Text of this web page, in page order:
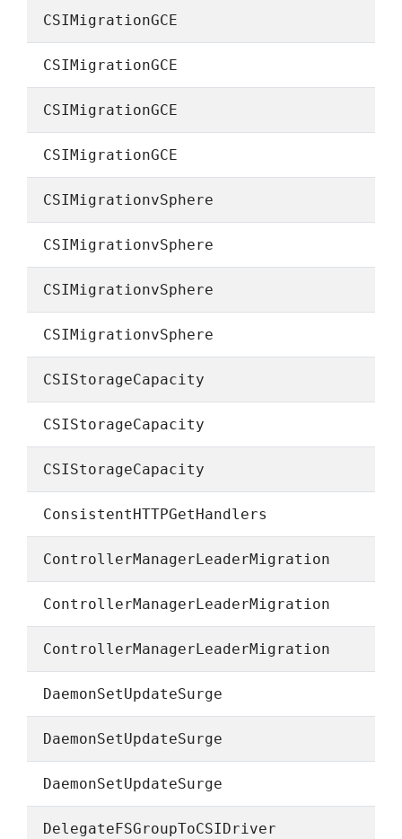
CSIMigrationGCE
CSIMigrationGCE
CSIMigrationGCE
CSIMigrationGCE
CSIMigrationvSphere
CSIMigrationvSphere
CSIMigrationvSphere
CSIMigrationvSphere
CSIStorageCapacity
CSIStorageCapacity
CSIStorageCapacity
ConsistentHTTPGetHandlers
ControllerManagerLeaderMigration
ControllerManagerLeaderMigration
ControllerManagerLeaderMigration
DaemonSetUpdateSurge
DaemonSetUpdateSurge
DaemonSetUpdateSurge
DelegateFSGroupToCSIDriver